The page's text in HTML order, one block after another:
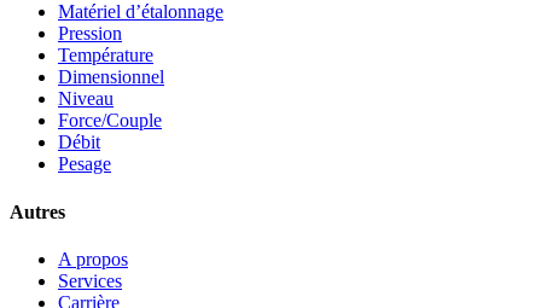
Matériel d’étalonnage
Pression
Température
Dimensionnel
Niveau
Force/Couple
Débit
Pesage
Autres
A propos
Services
Carrière